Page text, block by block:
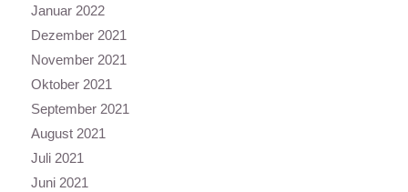
Januar 2022
Dezember 2021
November 2021
Oktober 2021
September 2021
August 2021
Juli 2021
Juni 2021